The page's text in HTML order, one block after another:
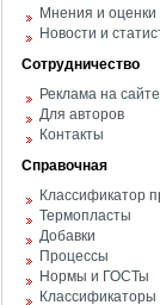
Мнения и оценки
Новости и
Сотрудничество
Реклама на сайте
Для авторов
Контакты
Справочная
Классификатор
Термопласты
Добавки
Процессы
Нормы и ГОСТы
Классификаторы